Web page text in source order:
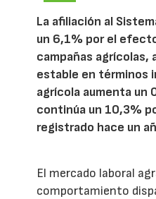
La afiliación al
un 6,1% por el
campañas agrícolas,
estable en términos
agrícola aumenta un
continúa un 10,3%
registrado hace un
El mercado laboral
comportamiento